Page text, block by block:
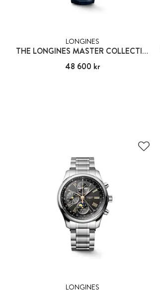
LONGINES
THE LONGINES MASTER COLLECTION
Pris:48 600 kr
48 600 kr
LONGINES